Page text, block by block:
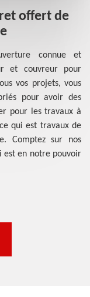
offert de
connue et
et couvreur pour
vos projets, vous
pour avoir des
pour les travaux à
qui est travaux de
Comptez sur nos
est en notre pouvoir